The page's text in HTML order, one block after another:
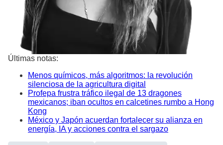
Últimas notas:
Menos químicos, más algoritmos: la revolución
silenciosa de la agricultura digital
Profepa frustra tráfico ilegal de 13 dragones
mexicanos; iban ocultos en calcetines rumbo a Hong
Kong
México y Japón acuerdan fortalecer su alianza en
energía, IA y acciones contra el sargazo